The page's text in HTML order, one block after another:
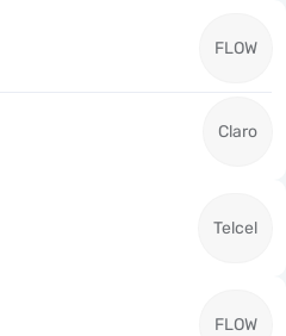
FLOW
Claro
Telcel
FLOW